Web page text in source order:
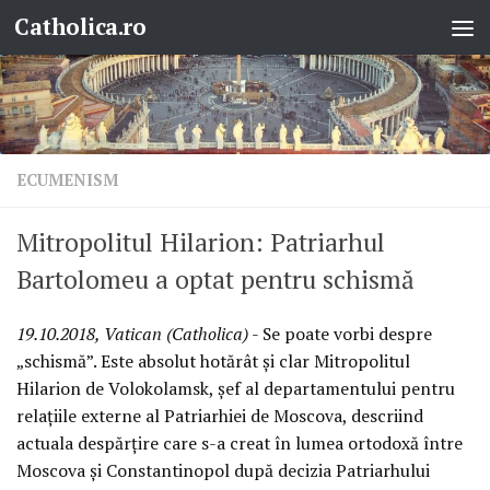
Skip to content
Catholica.ro
ECUMENISM
Mitropolitul Hilarion: Patriarhul
Bartolomeu a optat pentru schismă
19.10.2018, Vatican (Catholica)- Se poate vorbi despre
„schismă”. Este absolut hotărât și clar Mitropolitul
Hilarion de Volokolamsk, șef al departamentului pentru
relațiile externe al Patriarhiei de Moscova, descriind
actuala despărțire care s-a creat în lumea ortodoxă între
Moscova și Constantinopol după decizia Patriarhului